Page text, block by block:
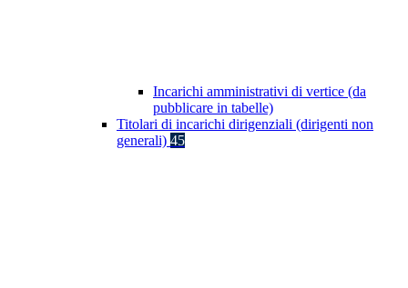
Incarichi amministrativi di vertice (da
pubblicare in tabelle)
Titolari di incarichi dirigenziali (dirigenti non
generali) 45